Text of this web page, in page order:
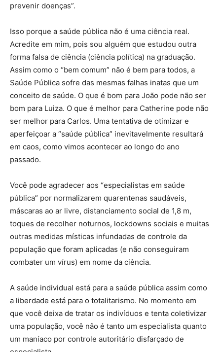
prevenir doenças”.
Isso porque a saúde pública não é uma ciência real.
Acredite em mim, pois sou alguém que estudou outra
forma falsa de ciência (ciência política) na graduação.
Assim como o “bem comum” não é bem para todos, a
Saúde Pública sofre das mesmas falhas inatas que um
conceito de saúde. O que é bom para João pode não ser
bom para Luiza. O que é melhor para Catherine pode não
ser melhor para Carlos. Uma tentativa de otimizar e
aperfeiçoar a “saúde pública” inevitavelmente resultará
em caos, como vimos acontecer ao longo do ano
passado.
Você pode agradecer aos “especialistas em saúde
pública” por normalizarem quarentenas saudáveis,
máscaras ao ar livre, distanciamento social de 1,8 m,
toques de recolher noturnos, lockdowns sociais e muitas
outras medidas místicas infundadas de controle da
população que foram aplicadas (e não conseguiram
combater um vírus) em nome da ciência.
A saúde individual está para a saúde pública assim como
a liberdade está para o totalitarismo. No momento em
que você deixa de tratar os indivíduos e tenta coletivizar
uma população, você não é tanto um especialista quanto
um maníaco por controle autoritário disfarçado de